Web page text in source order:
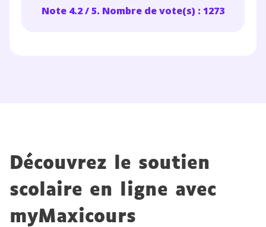
Note 4.2 / 5. Nombre de vote(s) : 1273
Découvrez le soutien
scolaire en ligne avec
myMaxicours
charte.
personnelles et pour exercer vos droits, vous pouvez
consulter notre charte.